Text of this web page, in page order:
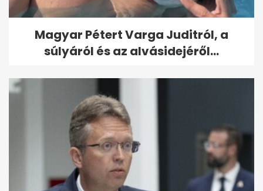
Magyar Pétert Varga Juditról, a
súlyáról és az alvásidejéről...